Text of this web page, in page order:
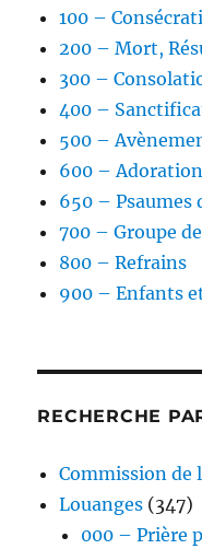
100 –
200 – Mort,
300 –
400 –
500 –
600 –
650 – Psaumes
700 – Groupe
800 – Refrains
900 – Enfants
RECHERCHE
Commission de
Louanges (347)
000 – Prière